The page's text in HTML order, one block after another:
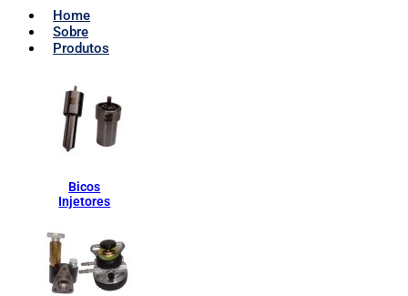
Home
Sobre
Produtos
Bicos
Injetores